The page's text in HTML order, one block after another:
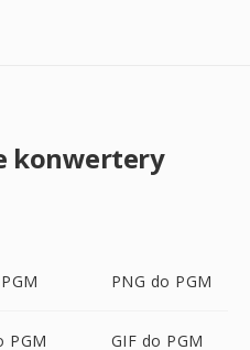
konwertery
PNG do PGM
PGM GIF do PGM